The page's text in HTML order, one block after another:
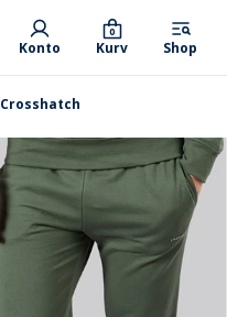
Konto Kurv
0
Shop
Crosshatch